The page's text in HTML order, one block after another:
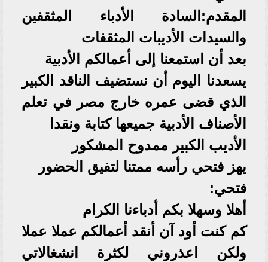
المقدم:السادة الأدباء المثقفين
والسيدات الأديبات المثقفات
بعد أن استمعنا إلى أعمالكم الأدبية
يسعدنا اليوم أن نستضيف الناقد الكبير
الذي قضى عمره خارج مصر في تعلم
الأصناف الأدبية جميعها كتابة ونقدا
الأديب الكبير ممدوح المشكور
يهز فتحي رأسه ممتنا لتفيق الحضور
فتحي:
أهلا وسهلا بكم أدباءنا الكرام
كم كنت أود آن أنقد أعمالكم عملا عملا
ولكن اعذروني لكثرة انشغالاتي